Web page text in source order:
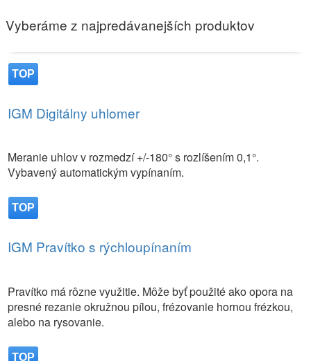
Vyberáme z najpredávanejších produktov
TOP
IGM Digitálny uhlomer
Meranie uhlov v rozmedzí +/-180° s rozlíšením 0,1°.
Vybavený automatickým vypínaním.
TOP
IGM Pravítko s rýchloupínaním
Pravítko má rôzne využitie. Môže byť použité ako opora na
presné rezanie okružnou pílou, frézovanie hornou frézkou,
alebo na rysovanie.
TOP